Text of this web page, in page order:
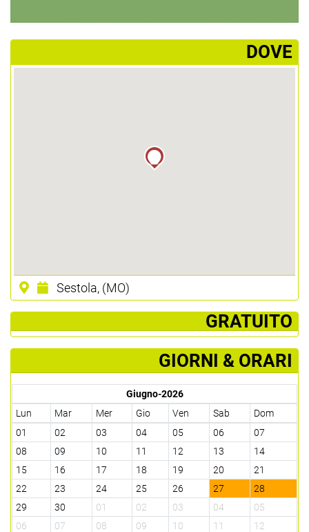
­DOVE
Sestola, (MO)
­ GRATUITO
GIORNI & ORARI
Giugno-2026
Lun
Mar Mer Gio Ven Sab
Dom
01
02 03 04 05 06
07
08
09 10 11 12 13
14
15
16 17 18 19 20
21
22
23 24 25 26 27
28
29
30 01 02 03 04
05
06
07 08 09 10 11 12